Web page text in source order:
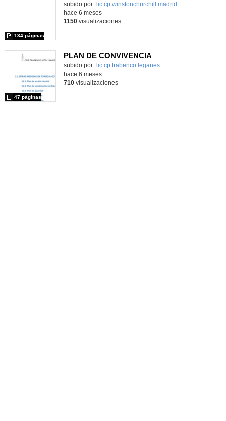
subido por Tic cp winstonchurchill madrid
134 páginas
hace 6 meses
1150visualizaciones
PLAN DE CONVIVENCIA
subido por Tic cp trabenco leganes
47 páginas
-
hace 6 meses
710visualizaciones